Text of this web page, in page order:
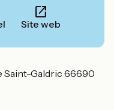
Site web
Saint-Galdric 66690